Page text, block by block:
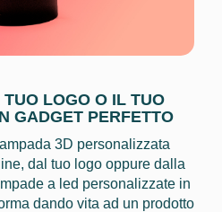
LOGO O IL TUO
GADGET PERFETTO
3D personalizzata
dal tuo logo oppure dalla
a led personalizzate in
dando vita ad un prodotto